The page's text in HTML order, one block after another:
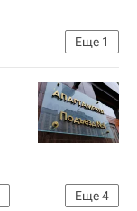
Еще 1
Еще4